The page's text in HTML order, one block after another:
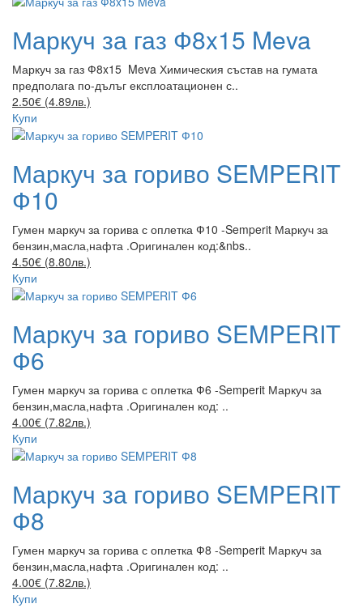
Маркуч за газ Ф8x15 Meva
Маркуч за газ Ф8x15 Meva Химическия състав на гумата
предполага по-дълъг експлоатационен с..
2.50€ (4.89лв.)
Купи
Маркуч за гориво SEMPERIT
Ф10
Гумен маркуч за горива с оплетка Ф10 -Semperit Маркуч за
бензин,масла,нафта .Оригинален код:&nbs..
4.50€ (8.80лв.)
Купи
Маркуч за гориво SEMPERIT
Ф6
Гумен маркуч за горива с оплетка Ф6 -Semperit Маркуч за
бензин,масла,нафта .Оригинален код: ..
4.00€ (7.82лв.)
Купи
Маркуч за гориво SEMPERIT
Ф8
Гумен маркуч за горива с оплетка Ф8 -Semperit Маркуч за
бензин,масла,нафта .Оригинален код: ..
4.00€ (7.82лв.)
Купи